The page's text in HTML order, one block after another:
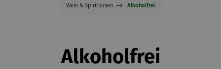
Wein & Spirituosen Alkoholfrei
Alkoholfrei